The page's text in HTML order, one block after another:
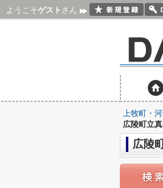
ようこそゲスト さん
上牧町・
広陵町立
広陵